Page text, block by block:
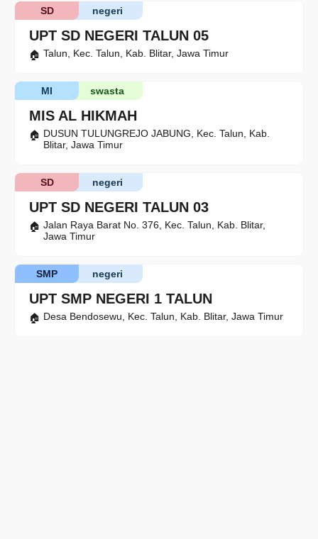
UPT SD NEGERI TALUN 05
negeri
SD
Talun, Kec. Talun, Kab. Blitar, Jawa Timur
MIS AL HIKMAH
swasta
MI
DUSUN TULUNGREJO JABUNG, Kec. Talun, Kab.
Blitar, Jawa Timur
UPT SD NEGERI TALUN 03
negeri
SD
Jalan Raya Barat No. 376, Kec. Talun, Kab. Blitar,
Jawa Timur
UPT SMP NEGERI 1 TALUN
negeri
SMP
Desa Bendosewu, Kec. Talun, Kab. Blitar, Jawa Timur